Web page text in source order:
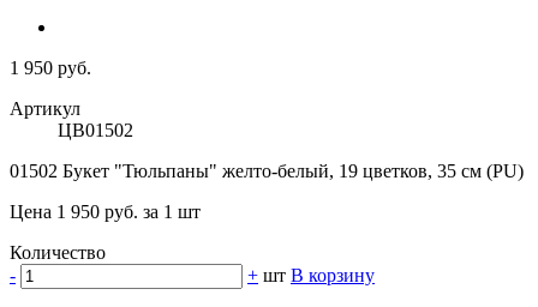
1 950 руб.
Артикул
ЦВ01502
01502 Букет "Тюльпаны" желто-белый, 19 цветков, 35 см (PU)
Цена 1 950 руб. за 1 шт
Количество
-
+ шт В корзину